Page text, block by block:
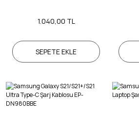
1.040,00 TL
SEPETE EKLE